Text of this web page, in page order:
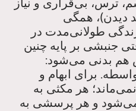
ترس، بی‌قراری و نیاز
دیدن)، همگی
طولانی‌مدت در
جنبشی بر پایه چنین
هم بدنی می‌شود:
برای ابهام و
هر مکثی به
می‌شود و هر پرسشی به